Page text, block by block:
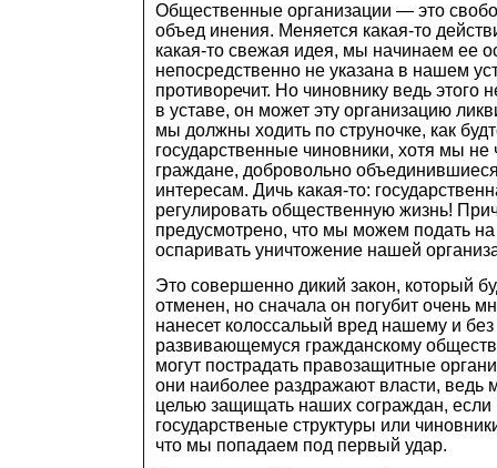
Общественные организации — это
объед инения. Меняется какая-то
какая-то свежая идея, мы начинаем ее
непосредственно не указана в нашем
противоречит. Но чиновнику ведь этого
в уставе, он может эту организацию
мы должны ходить по струночке, как
государственные чиновники, хотя мы не
граждане, добровольно
интересам. Дичь какая-то:
регулировать общественную жизнь!
предусмотрено, что мы можем подать на
оспаривать уничтожение нашей
Это совершенно дикий закон, который
отменен, но сначала он погубит очень
нанесет колоссальый вред нашему и без
развивающемуся гражданскому
могут пострадать правозащитные
они наиболее раздражают власти, ведь
целью защищать наших сограждан,
государственые структуры или
что мы попадаем под первый удар.